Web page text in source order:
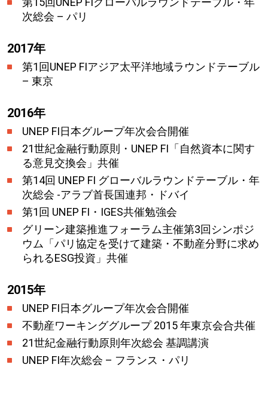
次総会 – パリ
2017年
第1回UNEP FIアジア太平洋地域ラウンドテーブル
– 東京
2016年
UNEP FI日本グループ年次会合開催
21世紀金融行動原則・UNEP FI「自然資本に関す
る意見交換会」共催
第14回 UNEP FI グローバルラウンドテーブル・年
次総会 -アラブ首長国連邦・ドバイ
第1回 UNEP FI・IGES共催勉強会
グリーン建築推進フォーラム主催第3回シンポジ
ウム「パリ協定を受けて建築・不動産分野に求め
られるESG投資」共催
2015年
UNEP FI日本グループ年次会合開催
不動産ワーキンググループ 2015 年東京会合共催
21世紀金融行動原則年次総会 基調講演
UNEP FI年次総会 – フランス・パリ